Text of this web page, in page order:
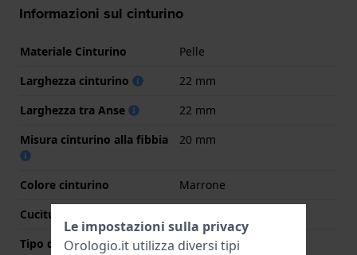
Informazioni sul cinturino
Materiale Cinturino
Pelle
Larghezza cinturino
22 mm
Larghezza tra Anse
22 mm
Misura cinturino alla fibbia
20 mm
Colore cinturino
Marrone
Cuciture a colori
Tipo di chiusura
Fibbia
Le impostazioni sulla privacy
Orologio.it utilizza diversi tipi